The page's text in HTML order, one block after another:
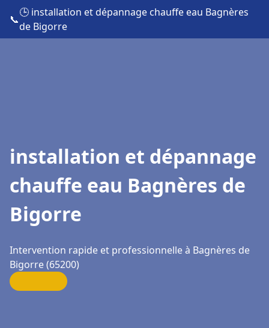
📞
🕒 installation et dépannage chauffe eau Bagnères
de Bigorre
installation et dépannage
chauffe eau Bagnères de
Bigorre
Intervention rapide et professionnelle à Bagnères de
Bigorre (65200)